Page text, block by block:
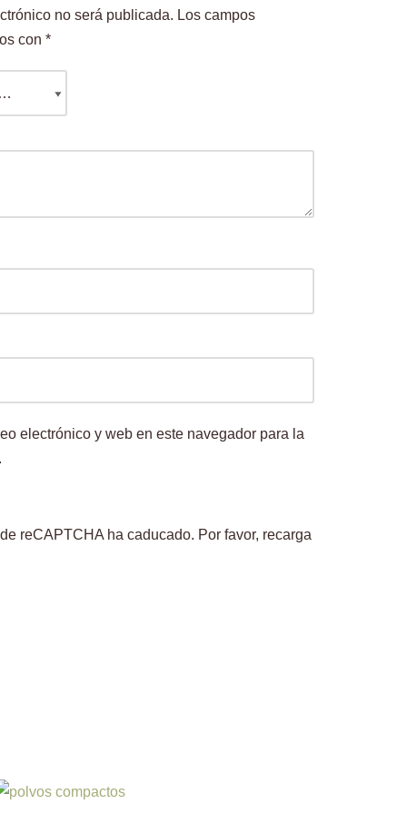
no será publicada. Los campos
con *
electrónico y web en este navegador para la
reCAPTCHA ha caducado. Por favor, recarga